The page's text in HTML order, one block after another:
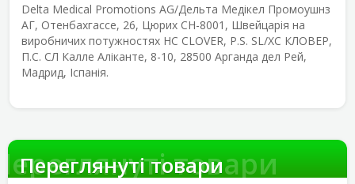
Delta Medical Promotions AG/Дельта Медікел Промоушнз
АГ, Отенбахгассе, 26, Цюрих CH-8001, Швейцарія на
виробничих потужностях HC CLOVER, P.S. SL/ХС КЛОВЕР,
П.С. CЛ Калле Аліканте, 8-10, 28500 Арганда дел Рей,
Мадрид, Іспанія.
товари
Переглянуті товари